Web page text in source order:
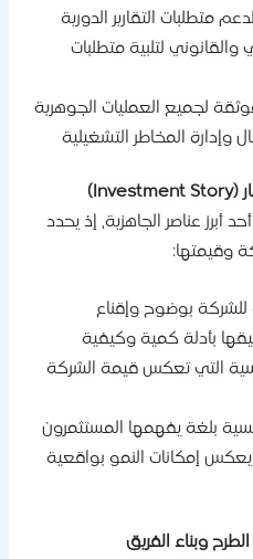
التقارير الدورية
لتلبية متطلبات
لجميع العمليات الجوهرية
المخاطر التشغيلية
عناصر الجاهزية، إذ يحدد
بوضوح وإقناع
بأدلة كمية وكيفية
التي تعكس قيمة الشركة
بلغة يفهمها المستثمرون
إمكانات النمو بواقعية
وبناء الفريق